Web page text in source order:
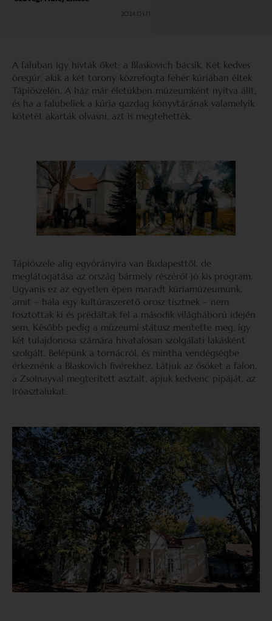
2024.03.13.
A faluban így hívták őket: a Blaskovich bácsik. Két kedves
öregúr, akik a két torony közrefogta fehér kúriában éltek
Tápiószelén. A ház már életükben múzeumként nyitva állt,
és ha a falubeliek a kúria gazdag könyvtárának valamelyik
kötetét akarták olvasni, azt is megtehették.
Tápiószele alig egyórányira van Budapesttől, de
meglátogatása az ország bármely részéről jó kis program.
Ugyanis ez az egyetlen épen maradt kúriamúzeumunk,
amit – hála egy kultúraszerető orosz tisztnek – nem
fosztottak ki és prédáltak fel a második világháború idején
sem. Később pedig a múzeumi státusz mentette meg, így
két tulajdonosa számára hivatalosan szolgálati lakásként
szolgált. Belépünk a tornácról, és mintha vendégségbe
érkeznénk a Blaskovich fivérekhez. Látjuk az ősöket a falon,
a Zsolnayval megterített asztalt, apjuk kedvenc pipáját, az
íróasztalukat.